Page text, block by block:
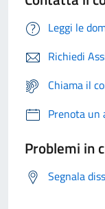
Leggi le
Richiedi
Chiama il
Prenota un
Problemi in
Segnala